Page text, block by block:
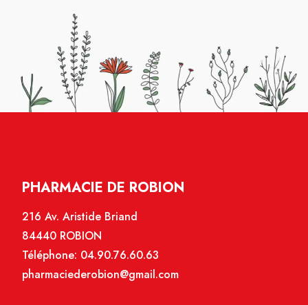
PHARMACIE DE ROBION
216 Av. Aristide Briand
84440 ROBION
Téléphone: 04.90.76.60.63
pharmaciederobion@gmail.com